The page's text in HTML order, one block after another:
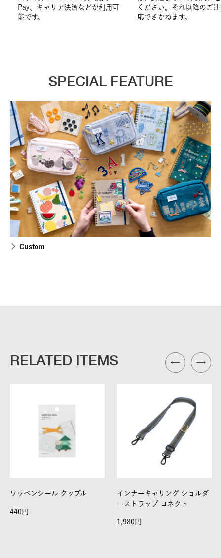
Pay、キャリア決済などが利用可
能です。
ください。それ以降のご
応できかねます。
SPECIAL FEATURE
Custom
RELATED ITEMS
ワッペンシール クッブル
440
インナーキャリング ショルダ
ーストラップ コネクト
1,980